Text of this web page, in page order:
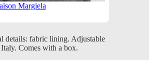
Margiela
details: fabric lining. Adjustable
Comes with a box.